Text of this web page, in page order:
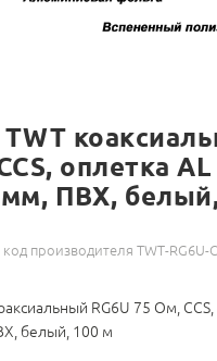
оплетка AL
ПВХ,
код производителя TWT-RG6U-
RG6U 75 Ом, CCS,
белый, 100 м